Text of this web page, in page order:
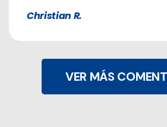
Christian R.
VER MÁS